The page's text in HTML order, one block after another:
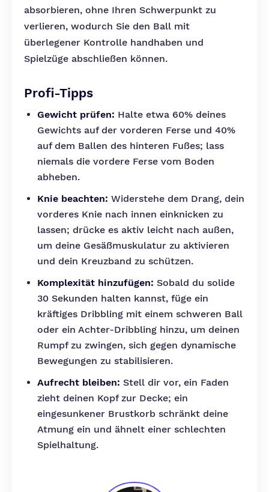
absorbieren, ohne Ihren Schwerpunkt zu
verlieren, wodurch Sie den Ball mit
überlegener Kontrolle handhaben und
Spielzüge abschließen können.
Profi-Tipps
Gewicht prüfen: Halte etwa 60% deines
Gewichts auf der vorderen Ferse und 40%
auf dem Ballen des hinteren Fußes; lass
niemals die vordere Ferse vom Boden
abheben.
Knie beachten: Widerstehe dem Drang, dein
vorderes Knie nach innen einknicken zu
lassen; drücke es aktiv leicht nach außen,
um deine Gesäßmuskulatur zu aktivieren
und dein Kreuzband zu schützen.
Komplexität hinzufügen: Sobald du solide
30 Sekunden halten kannst, füge ein
kräftiges Dribbling mit einem schweren Ball
oder ein Achter-Dribbling hinzu, um deinen
Rumpf zu zwingen, sich gegen dynamische
Bewegungen zu stabilisieren.
Aufrecht bleiben: Stell dir vor, ein Faden
zieht deinen Kopf zur Decke; ein
eingesunkener Brustkorb schränkt deine
Atmung ein und ähnelt einer schlechten
Spielhaltung.